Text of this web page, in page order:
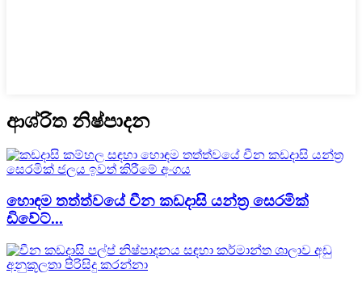
ආශ්රිත නිෂ්පාදන
හොඳම තත්ත්වයේ චීන කඩදාසි යන්ත්‍ර සෙරමික්
ඩිවේට්...